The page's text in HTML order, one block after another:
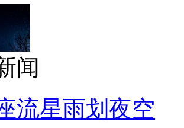
闻
流星雨划夜空